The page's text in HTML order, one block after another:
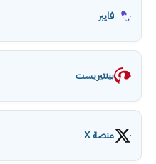
فايبر
بينتيريست
منصة X